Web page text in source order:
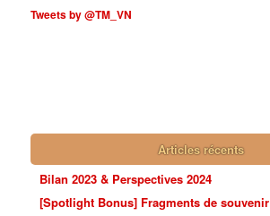
Tweets by @TM_VN
Articles récents
Bilan 2023 & Perspectives 2024
[Spotlight Bonus] Fragments de souvenir